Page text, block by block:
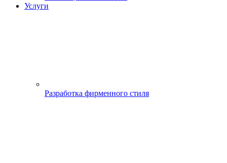
Услуги
Разработка фирменного стиля